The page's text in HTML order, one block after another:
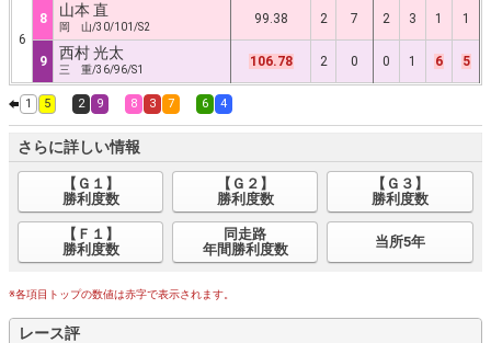
6
8 山本 直
岡 山/30/101/S2
99.38 2 7 2 3 1 1
9 西村 光太
三 重/36/96/S1
106.78 2 0 0 1 6 5
1 5 2 9 8 3 7 6 4
さらに詳しい情報
【Ｇ１】
勝利度数
【Ｇ２】
勝利度数
【Ｇ３】
勝利度数
【Ｆ１】
勝利度数
同走路
年間勝利度数
当所5年
※各項目トップの数値は赤字で表示されます。
レース評